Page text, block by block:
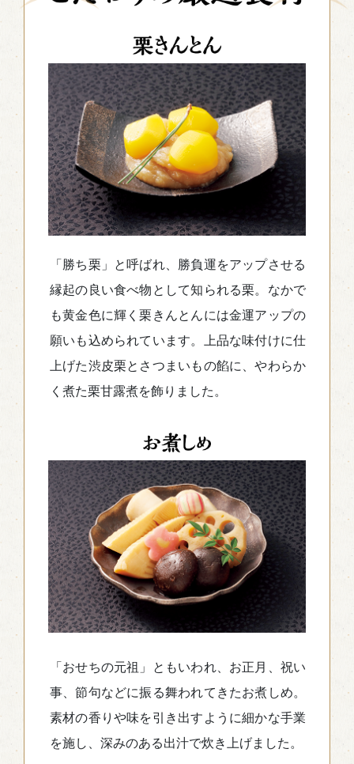
「勝ち栗」と呼ばれ、勝負運をアップさせる
縁起の良い食べ物として知られる栗。なかで
も黄金色に輝く栗きんとんには金運アップの
願いも込められています。上品な味付けに仕
上げた渋皮栗とさつまいもの餡に、やわらか
く煮た栗甘露煮を飾りました。
「おせちの元祖」ともいわれ、お正月、祝い
事、節句などに振る舞われてきたお煮しめ。
素材の香りや味を引き出すように細かな手業
を施し、深みのある出汁で炊き上げました。